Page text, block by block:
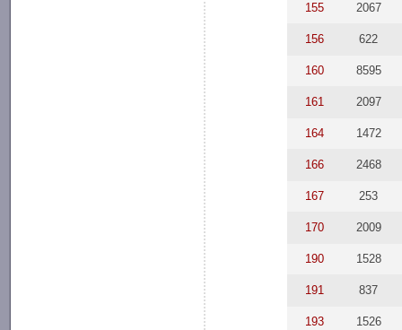
155 2067
156 622
160 8595
161 2097
164 1472
166 2468
167 253
170 2009
190 1528
191 837
193 1526